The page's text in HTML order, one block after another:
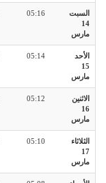
السبت
14
مارس
05:16
الأحد
15
مارس
05:14
الاثنين
16
مارس
05:12
الثلاثاء
17
مارس
05:10